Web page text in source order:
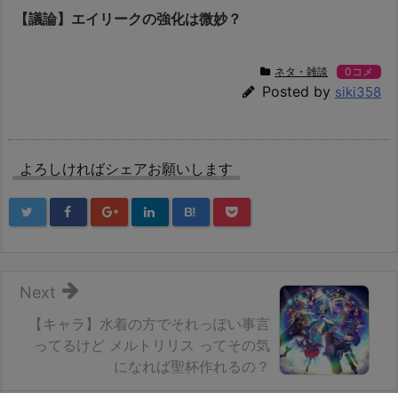
【議論】エイリークの強化は微妙？
ネタ・雑談 0コメ
Posted by siki358
よろしければシェアお願いします
B!
【キャラ】水着の方でそれっぽい事言
ってるけど メルトリリス ってその気
になれば聖杯作れるの？
Next